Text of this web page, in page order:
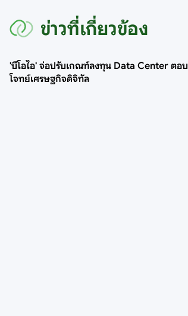
ข่าวที่เกี่ยวข้อง
'บีโอไอ' จ่อปรับเกณฑ์ลงทุน Data Center ตอบ
โจทย์เศรษฐกิจดิจิทัล